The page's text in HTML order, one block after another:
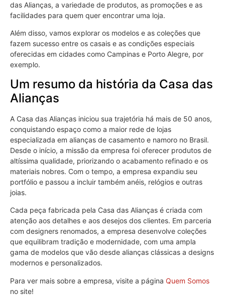
das Alianças, a variedade de produtos, as promoções e as
facilidades para quem quer encontrar uma loja.
Além disso, vamos explorar os modelos e as coleções que
fazem sucesso entre os casais e as condições especiais
oferecidas em cidades como Campinas e Porto Alegre, por
exemplo.
Um resumo da história da Casa das
Alianças
A Casa das Alianças iniciou sua trajetória há mais de 50 anos,
conquistando espaço como a maior rede de lojas
especializada em alianças de casamento e namoro no Brasil.
Desde o início, a missão da empresa foi oferecer produtos de
altíssima qualidade, priorizando o acabamento refinado e os
materiais nobres. Com o tempo, a empresa expandiu seu
portfólio e passou a incluir também anéis, relógios e outras
joias.
Cada peça fabricada pela Casa das Alianças é criada com
atenção aos detalhes e aos desejos dos clientes. Em parceria
com designers renomados, a empresa desenvolve coleções
que equilibram tradição e modernidade, com uma ampla
gama de modelos que vão desde alianças clássicas a designs
modernos e personalizados.
Para ver mais sobre a empresa, visite a página Quem Somos
no site!